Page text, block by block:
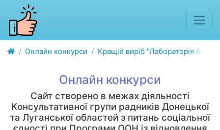
Онлайн конкурси Кращій виріб "Лабораторія
Онлайн конкурси
Сайт створено в межах діяльності
Консультативної групи радників Донецької
та Луганської областей з питань соціальної